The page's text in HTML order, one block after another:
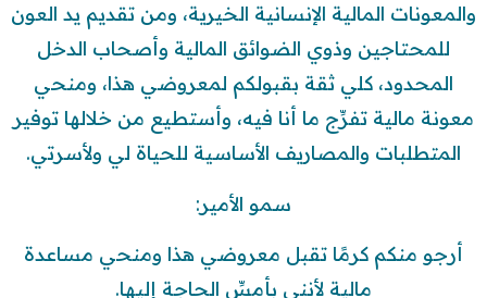
والمعونات المالية الإنسانية الخيرية، ومن تقديم يد العون
للمحتاجين وذوي الضوائق المالية وأصحاب الدخل
المحدود، كلي ثقة بقبولكم لمعروضي هذا، ومنحي
معونة مالية تفرِّج ما أنا فيه، وأستطيع من خلالها توفير
المتطلبات والمصاريف الأساسية للحياة لي ولأسرتي.
سمو الأمير:
أرجو منكم كرمًا تقبل معروضي هذا ومنحي مساعدة
مالية لأنني بأمسِّ الحاجة إليها.